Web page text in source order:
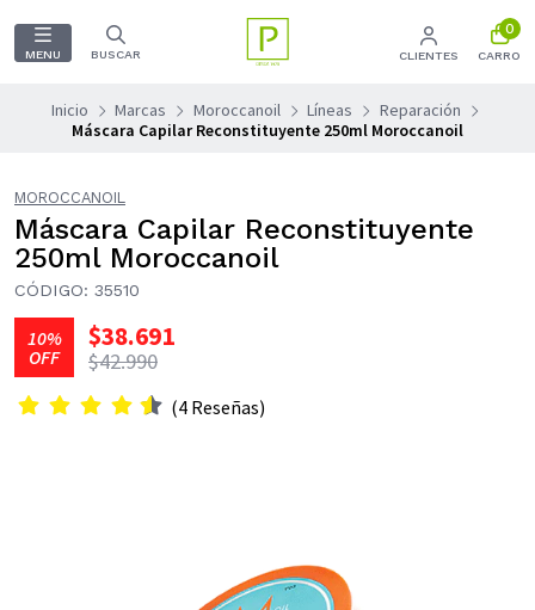
MENU BUSCAR CLIENTES
0
CARRO
Inicio Marcas Moroccanoil Líneas
Reparación
Máscara Capilar Reconstituyente 250ml Moroccanoil
MOROCCANOIL
Máscara Capilar Reconstituyente
250ml Moroccanoil
CÓDIGO: 35510
10%
OFF
$38.691
$42.990
(4 Reseñas)